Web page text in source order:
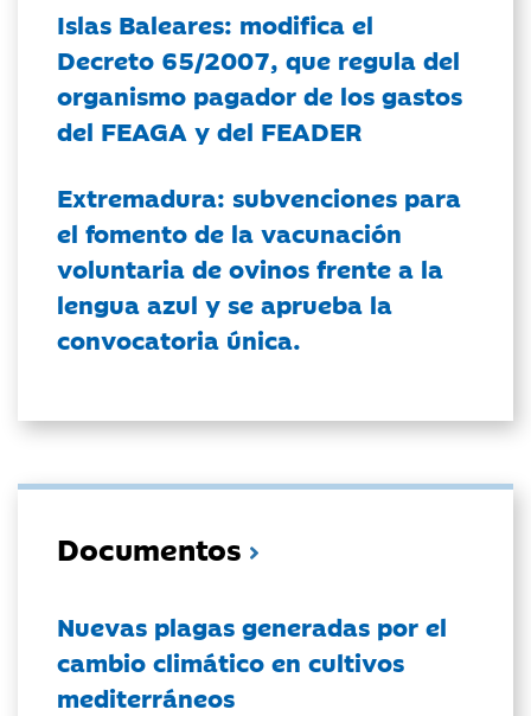
Islas Baleares: modifica el
Decreto 65/2007, que regula del
organismo pagador de los gastos
del FEAGA y del FEADER
Extremadura: subvenciones para
el fomento de la vacunación
voluntaria de ovinos frente a la
lengua azul y se aprueba la
convocatoria única.
Documentos
Nuevas plagas generadas por el
cambio climático en cultivos
mediterráneos